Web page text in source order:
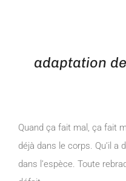
adaptation
Quand ça fait mal, ça fait
déjà dans le corps. Qu’il a
dans l’espèce. Toute